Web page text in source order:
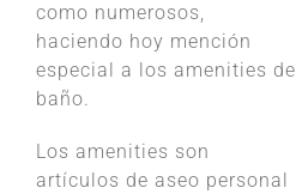
como numerosos,
haciendo hoy mención
especial a los amenities de
baño.
Los amenities son
artículos de aseo personal